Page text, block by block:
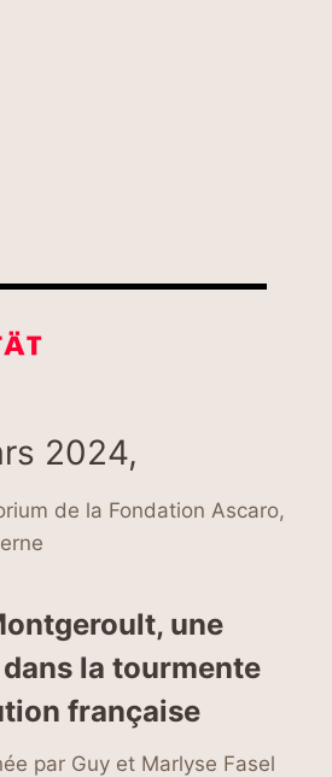
2024,
de la Fondation Ascaro,
une
la tourmente
française
par Guy et Marlyse Fasel